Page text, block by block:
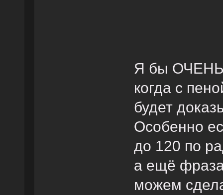
Я бы ОЧЕНЬ
когда с
будет
Особенно
до 120 по
а ещё
можем